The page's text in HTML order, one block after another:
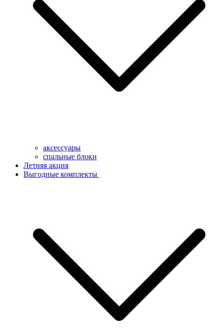
аксессуары
спальные блоки
Летняя акция
Выгодные комплекты